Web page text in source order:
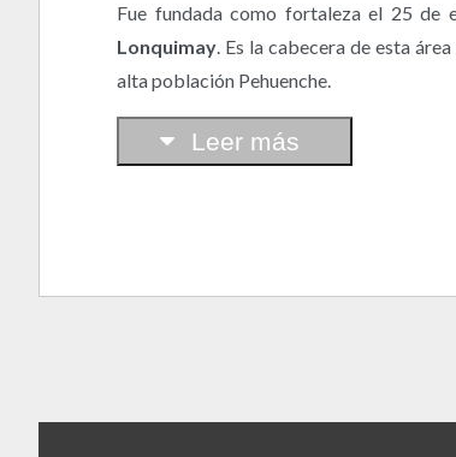
Fue fundada como fortaleza el 25 de
Lonquimay. Es la cabecera de esta
alta población Pehuenche.
Leer más